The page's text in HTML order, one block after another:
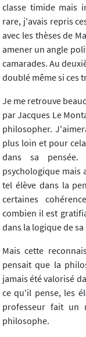
classe timide mais
rare, j'avais repris
avec les thèses de
amener un angle
camarades. Au
doublé même si ces
Je me retrouve
par Jacques Le
philosopher.
plus loin et pour
dans sa
psychologique mais
tel élève dans la
certaines
combien il est
dans la logique de sa
Mais cette
pensait que la
jamais été valorisé
ce qu'il pense, les
professeur fait un
philosophe.